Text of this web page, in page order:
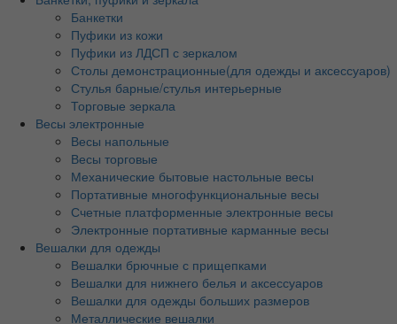
Банкетки
Пуфики из кожи
Пуфики из ЛДСП с зеркалом
Столы демонстрационные(для одежды и аксессуаров)
Стулья барные/стулья интерьерные
Торговые зеркала
Весы электронные
Весы напольные
Весы торговые
Механические бытовые настольные весы
Портативные многофункциональные весы
Счетные платформенные электронные весы
Электронные портативные карманные весы
Вешалки для одежды
Вешалки брючные с прищепками
Вешалки для нижнего белья и аксессуаров
Вешалки для одежды больших размеров
Металлические вешалки